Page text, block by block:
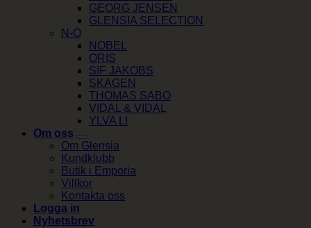
GEORG JENSEN
GLENSIA SELECTION
N-Ö
NOBEL
ORIS
SIF JAKOBS
SKAGEN
THOMAS SABO
VIDAL & VIDAL
YLVA LI
Om oss
Om Glensia
Kundklubb
Butik i Emporia
Villkor
Kontakta oss
Logga in
Nyhetsbrev